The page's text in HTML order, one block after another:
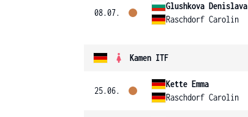
08.07.
Glushkova Denislava
Raschdorf Carolin
Kamen ITF
25.06.
Kette Emma
Raschdorf Carolin